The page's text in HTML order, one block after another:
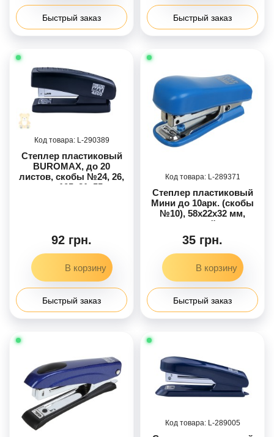
Быстрый заказ Быстрый заказ
290389
Степлер пластиковый
BUROMAX, до 20
листов, скобы №24, 26,
размер 105х31х55 мм
92 грн.
Быстрый заказ
289371
Степлер пластиковый
Мини до 10арк. (скобы
№10), 58х22х32 мм,
синий
35 грн.
Быстрый заказ
289005